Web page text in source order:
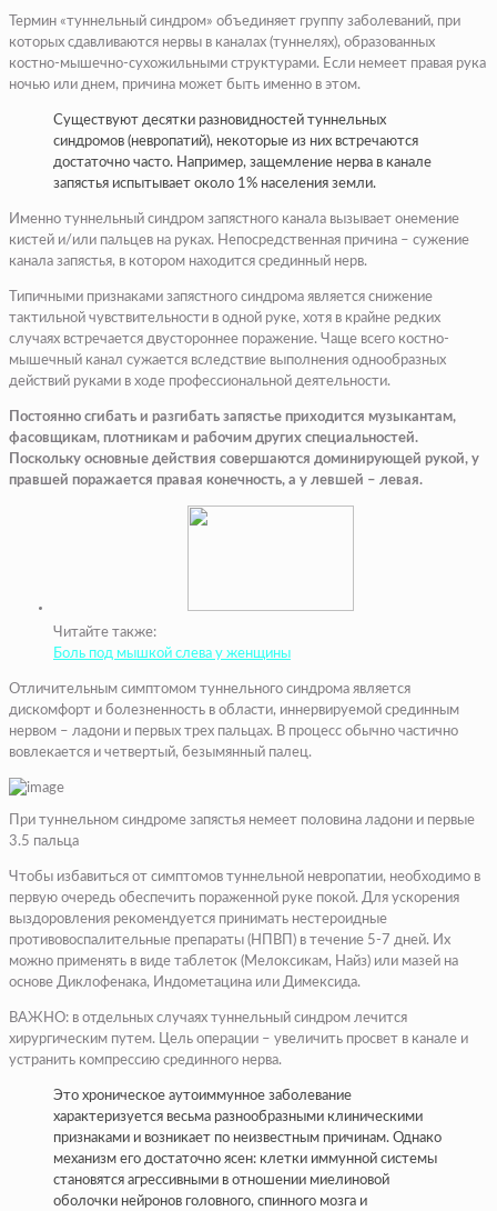
Термин «туннельный синдром» объединяет группу заболеваний, при
которых сдавливаются нервы в каналах (туннелях), образованных
костно-мышечно-сухожильными структурами. Если немеет правая рука
ночью или днем, причина может быть именно в этом.
Существуют десятки разновидностей туннельных
синдромов (невропатий), некоторые из них встречаются
достаточно часто. Например, защемление нерва в канале
запястья испытывает около 1% населения земли.
Именно туннельный синдром запястного канала вызывает онемение
кистей и/или пальцев на руках. Непосредственная причина – сужение
канала запястья, в котором находится срединный нерв.
Типичными признаками запястного синдрома является снижение
тактильной чувствительности в одной руке, хотя в крайне редких
случаях встречается двустороннее поражение. Чаще всего костно-
мышечный канал сужается вследствие выполнения однообразных
действий руками в ходе профессиональной деятельности.
Постоянно сгибать и разгибать запястье приходится музыкантам,
фасовщикам, плотникам и рабочим других специальностей.
Поскольку основные действия совершаются доминирующей рукой, у
правшей поражается правая конечность, а у левшей – левая.
Читайте также:
Боль под мышкой слева у женщины
Отличительным симптомом туннельного синдрома является
дискомфорт и болезненность в области, иннервируемой срединным
нервом – ладони и первых трех пальцах. В процесс обычно частично
вовлекается и четвертый, безымянный палец.
При туннельном синдроме запястья немеет половина ладони и первые
3.5 пальца
Чтобы избавиться от симптомов туннельной невропатии, необходимо в
первую очередь обеспечить пораженной руке покой. Для ускорения
выздоровления рекомендуется принимать нестероидные
противовоспалительные препараты (НПВП) в течение 5-7 дней. Их
можно применять в виде таблеток (Мелоксикам, Найз) или мазей на
основе Диклофенака, Индометацина или Димексида.
ВАЖНО: в отдельных случаях туннельный синдром лечится
хирургическим путем. Цель операции – увеличить просвет в канале и
устранить компрессию срединного нерва.
Это хроническое аутоиммунное заболевание
характеризуется весьма разнообразными клиническими
признаками и возникает по неизвестным причинам. Однако
механизм его достаточно ясен: клетки иммунной системы
становятся агрессивными в отношении миелиновой
оболочки нейронов головного, спинного мозга и